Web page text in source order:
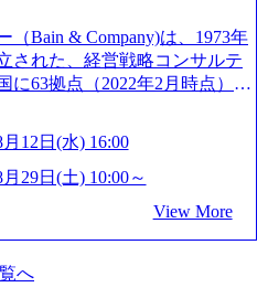
ク株式会社の雇用となりま
出向いての作業も発生しま
アプリケーション、SaaS系
のPoC(概念実証)支援から構
援までを一気通貫で担当して
術とシステムを活用し、顧客
貢献します。 ＜PL/PM＞ 顧客
企画構想からアジャイル開発
貫で推進していただきます。
核として、企画・要件定義か
ス） カルビー：SAP HANAの
www.accenture.com/jp-ja/ca
calbee)（消費財・サービ
員を擁しており(会計系BIG4
も約15％と驚異的な数字とな
も高い成長が見込まれる 多く
ームコンサルティングに続い
ンサルタント制度の有資格者
のポジショ
・業種でのプロジェクト実績
独自の方法論やテンプレート
お客様に最適なSAPコンサル
storage.googleapis.com/our
アビー
www.abeam.com/content/
ABeamConsultingCompanyProfil
EXCELLENCE 2024』にお
を支援 食事・睡眠など可視
Bain & Company)は、1973年
された、経営戦略コンサルテ
に63拠点（2022年2月時点）、
るレポートではなく、『結
、ベインは1973年に創業さ
な未来の中、競争に勝てるよ
とし込んでいる。 徹底した
アントのフルポテンシャル実
える成果を出すことを信条と
月12日(水) 16:00
29日(土) 10:00～
View More
へ